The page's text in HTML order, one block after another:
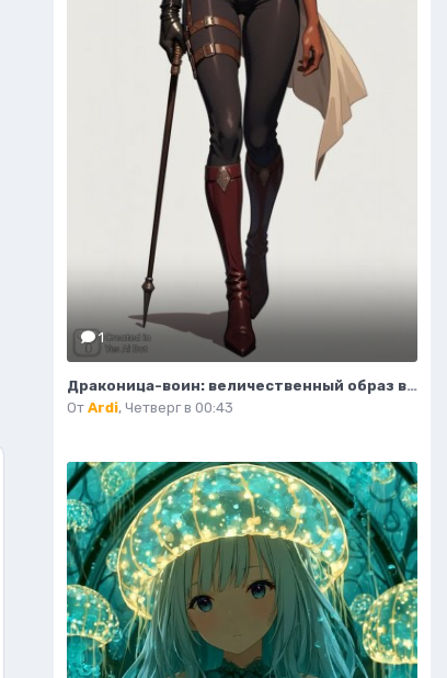
1
Драконица-воин: величественный образ в деталях модной иллюстрации. Нейросеть Flux 1
От Ardi, Четверг в 00:43